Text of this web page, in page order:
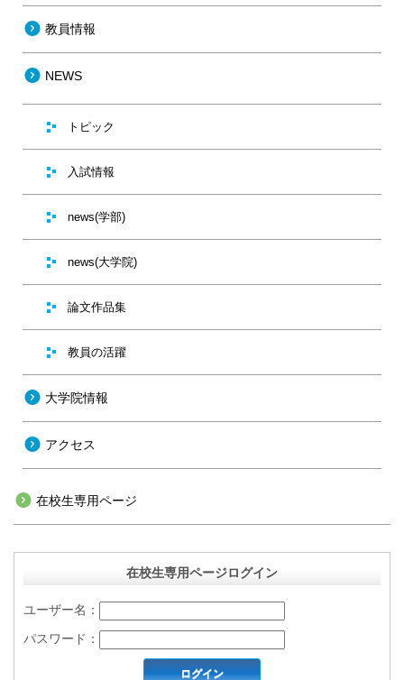
教員情報
NEWS
トピック
入試情報
news(学部)
news(大学院)
論文作品集
教員の活躍
大学院情報
アクセス
在校生専用ページ
在校生専用ページログイン
ユーザー名：
パスワード：